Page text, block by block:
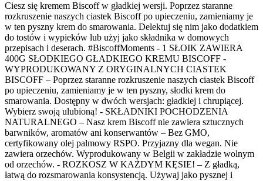
Ciesz się kremem Biscoff w gładkiej wersji. Poprzez staranne
rozkruszenie naszych ciastek Biscoff po upieczeniu, zamieniamy je
w ten pyszny krem do smarowania. Delektuj się nim jako dodatkiem
do tostów i wypieków lub użyj jako składnika w domowych
przepisach i deserach. #BiscoffMoments - 1 SŁOIK ZAWIERA
400G SŁODKIEGO GŁADKIEGO KREMU BISCOFF -
WYPRODUKOWANY Z ORYGINALNYCH CIASTEK
BISCOFF – Poprzez staranne rozkruszenie naszych ciastek Biscoff
po upieczeniu, zamieniamy je w ten pyszny, słodki krem do
smarowania. Dostępny w dwóch wersjach: gładkiej i chrupiącej.
Wybierz swoją ulubioną! - SKŁADNIKI POCHODZENIA
NATURALNEGO – Nasz krem Biscoff nie zawiera sztucznych
barwników, aromatów ani konserwantów – Bez GMO,
certyfikowany olej palmowy RSPO. Przyjazny dla wegan. Nie
zawiera orzechów. Wyprodukowany w Belgii w zakładzie wolnym
od orzechów. - ROZKOSZ W KAŻDYM KĘSIE! – Z gładką,
łatwą do rozsmarowania konsystencją. Używaj jako pysznej i